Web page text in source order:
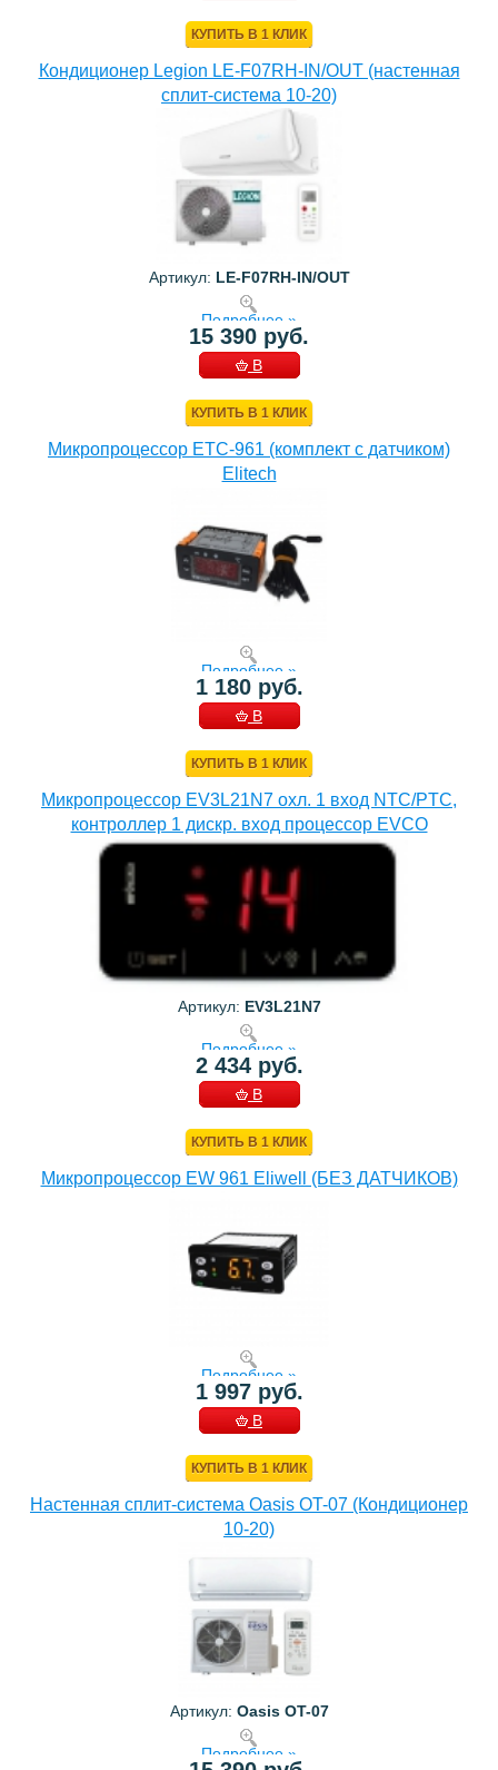
КУПИТЬ В 1 КЛИК
Кондиционер Legion LE-F07RH-IN/OUT (настенная
сплит-система 10-20)
Артикул: LE-F07RH-IN/OUT
Подробнее »
15 390 руб.
В
КУПИТЬ В 1 КЛИК
Микропроцессор ETC-961 (комплект c датчиком)
Elitech
Подробнее »
1 180 руб.
В
КУПИТЬ В 1 КЛИК
Микропроцессор EV3L21N7 охл. 1 вход NTC/PTC,
контроллер 1 дискр. вход процессор EVCO
Артикул: EV3L21N7
Подробнее »
2 434 руб.
В
КУПИТЬ В 1 КЛИК
Микропроцессор EW 961 Eliwell (БЕЗ ДАТЧИКОВ)
Подробнее »
1 997 руб.
В
КУПИТЬ В 1 КЛИК
Настенная сплит-система Oasis OT-07 (Кондиционер
10-20)
Артикул: Oasis OT-07
Подробнее »